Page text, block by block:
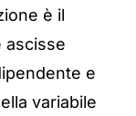
è il
ascisse
e
variabile